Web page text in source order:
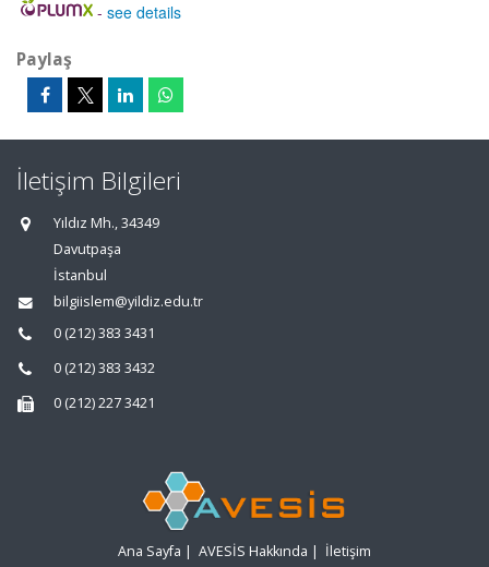
- see details
Paylaş
İletişim Bilgileri
Yıldız Mh., 34349
Davutpaşa
İstanbul
bilgiislem@yildiz.edu.tr
0 (212) 383 3431
0 (212) 383 3432
0 (212) 227 3421
Ana Sayfa | AVESİS Hakkında | İletişim